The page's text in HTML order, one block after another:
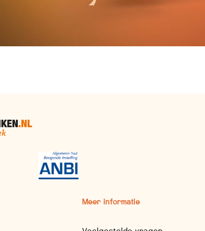
Meer informatie